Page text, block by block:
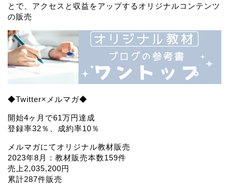
とで、アクセスと収益をアップするオリジナルコンテンツ
の販売
◆Twitter×メルマガ◆
開始4ヶ月で61万円達成
登録率32％、成約率10％
メルマガにてオリジナル教材販売
2023年8月：教材販売本数159件
売上2,035,200円
累計287件販売